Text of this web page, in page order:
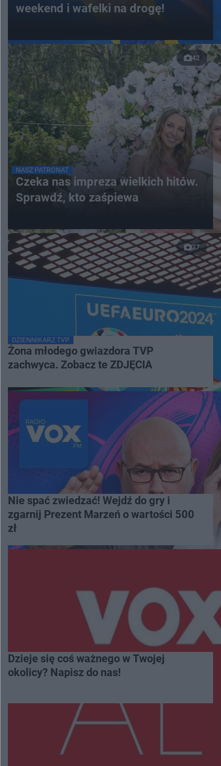
weekend i wafelki na drogę!
42
NASZ PATRONAT
Czeka nas impreza wielkich hitów.
Sprawdź, kto zaśpiewa
27
DZIENNIKARZ TVP
Żona młodego gwiazdora TVP
zachwyca. Zobacz te ZDJĘCIA
Nie spać zwiedzać! Wejdź do gry i
zgarnij Prezent Marzeń o wartości 500
zł
Dzieje się coś ważnego w Twojej
okolicy? Napisz do nas!
Więcej